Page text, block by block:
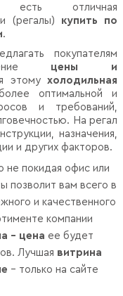
отличная
(регалы) купить по
.
покупателям
цены и
этому холодильная
оптимальной и
и требований,
На регал
назначения,
и других факторов.
не покидая офис или
позволит вам всего в
и качественного
компании
– цена ее будет
Лучшая витрина
– только на сайте